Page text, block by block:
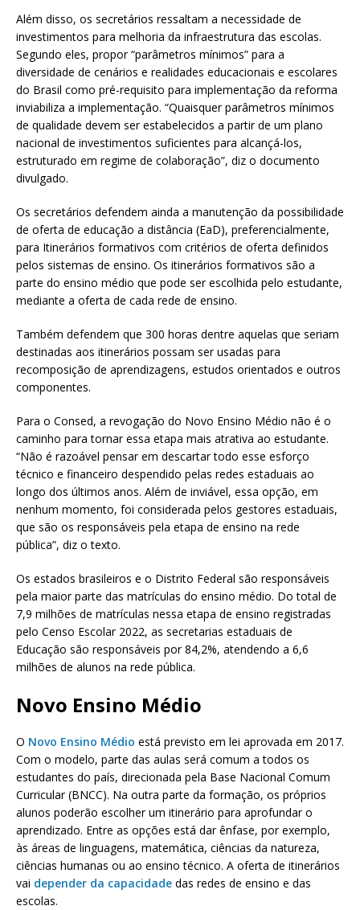
Além disso, os secretários ressaltam a necessidade de
investimentos para melhoria da infraestrutura das escolas.
Segundo eles, propor “parâmetros mínimos” para a
diversidade de cenários e realidades educacionais e escolares
do Brasil como pré-requisito para implementação da reforma
inviabiliza a implementação. “Quaisquer parâmetros mínimos
de qualidade devem ser estabelecidos a partir de um plano
nacional de investimentos suficientes para alcançá-los,
estruturado em regime de colaboração”, diz o documento
divulgado.
Os secretários defendem ainda a manutenção da possibilidade
de oferta de educação a distância (EaD), preferencialmente,
para Itinerários formativos com critérios de oferta definidos
pelos sistemas de ensino. Os itinerários formativos são a
parte do ensino médio que pode ser escolhida pelo estudante,
mediante a oferta de cada rede de ensino.
Também defendem que 300 horas dentre aquelas que seriam
destinadas aos itinerários possam ser usadas para
recomposição de aprendizagens, estudos orientados e outros
componentes.
Para o Consed, a revogação do Novo Ensino Médio não é o
caminho para tornar essa etapa mais atrativa ao estudante.
“Não é razoável pensar em descartar todo esse esforço
técnico e financeiro despendido pelas redes estaduais ao
longo dos últimos anos. Além de inviável, essa opção, em
nenhum momento, foi considerada pelos gestores estaduais,
que são os responsáveis pela etapa de ensino na rede
pública”, diz o texto.
Os estados brasileiros e o Distrito Federal são responsáveis
pela maior parte das matrículas do ensino médio. Do total de
7,9 milhões de matrículas nessa etapa de ensino registradas
pelo Censo Escolar 2022, as secretarias estaduais de
Educação são responsáveis por 84,2%, atendendo a 6,6
milhões de alunos na rede pública.
Novo Ensino Médio
O Novo Ensino Médio está previsto em lei aprovada em 2017.
Com o modelo, parte das aulas será comum a todos os
estudantes do país, direcionada pela Base Nacional Comum
Curricular (BNCC). Na outra parte da formação, os próprios
alunos poderão escolher um itinerário para aprofundar o
aprendizado. Entre as opções está dar ênfase, por exemplo,
às áreas de linguagens, matemática, ciências da natureza,
ciências humanas ou ao ensino técnico. A oferta de itinerários
vai depender da capacidade das redes de ensino e das
escolas.